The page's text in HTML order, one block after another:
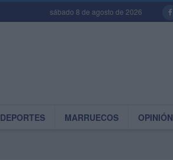
sábado 8 de agosto de 2026
DEPORTES MARRUECOS OPINIÓN